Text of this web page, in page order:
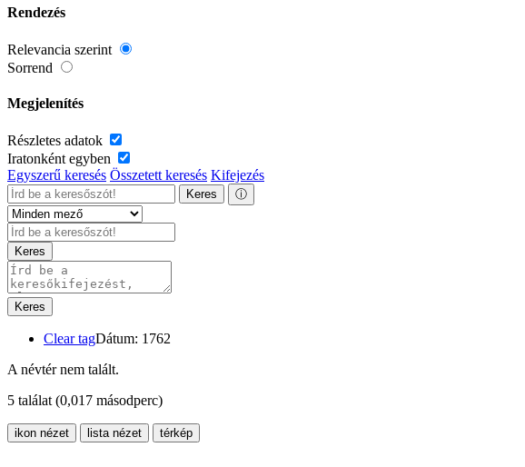
Rendezés
Relevancia szerint
Sorrend
Megjelenítés
Részletes adatok
Iratonként egyben
Egyszerű keresés Összetett keresés Kifejezés
Keres ⓘ
Keres
Keres
Clear tagDátum: 1762
A névtér nem talált.
5 találat(0,017 másodperc)
ikon nézet lista nézet térkép